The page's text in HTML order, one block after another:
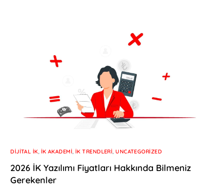
DIJITAL İK, İK AKADEMI, İK TRENDLERI,UNCATEGORIZED
2026 İK Yazılımı Fiyatları Hakkında Bilmeniz
Gerekenler